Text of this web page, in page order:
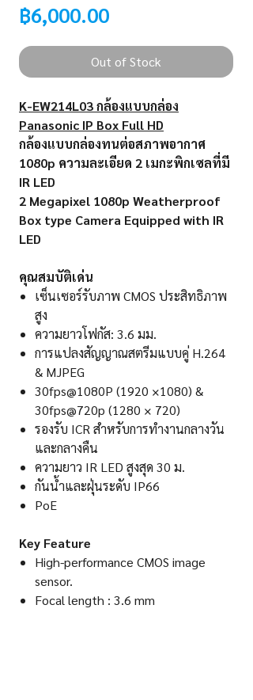
฿6,000.00Price
Out of Stock
K-EW214L03 กล้องแบบกล่อง
Panasonic IP Box Full HD
กล้องแบบกล่องทนต่อสภาพอากาศ
1080p ความละเอียด 2 เมกะพิกเซลที่มี
IR LED​​​​​​​
2 Megapixel 1080p Weatherproof
Box type Camera Equipped with IR
LED​​​​​​​
คุณสมบัติเด่น
เซ็นเซอร์รับภาพ CMOS ประสิทธิภาพ
สูง
ความยาวโฟกัส: 3.6 มม.
การแปลงสัญญาณสตรีมแบบคู่ H.264
& MJPEG
30fps@1080P (1920 ×1080) &
30fps@720p (1280 × 720)
รองรับ ICR สำหรับการทำงานกลางวัน
และกลางคืน
ความยาว IR LED สูงสุด 30 ม.
กันน้ำและฝุ่นระดับ IP66
PoE
Key Feature
High-performance CMOS image
sensor.
Focal length : 3.6 mm